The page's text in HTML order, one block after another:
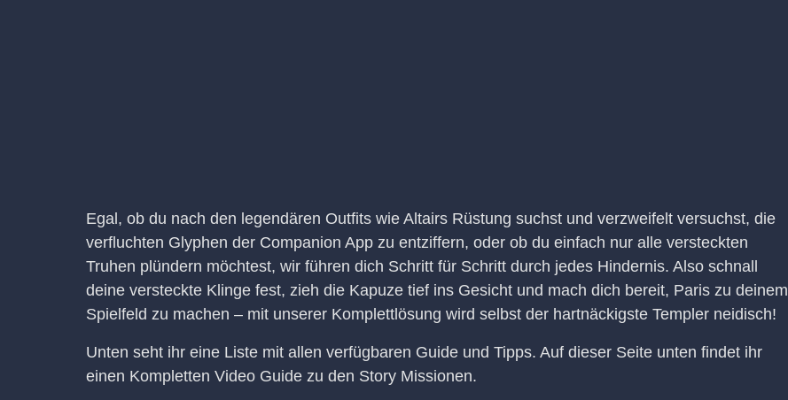
Egal, ob du nach den legendären Outfits wie Altairs Rüstung suchst und verzweifelt versuchst, die
verfluchten Glyphen der Companion App zu entziffern, oder ob du einfach nur alle versteckten
Truhen plündern möchtest, wir führen dich Schritt für Schritt durch jedes Hindernis. Also schnall
deine versteckte Klinge fest, zieh die Kapuze tief ins Gesicht und mach dich bereit, Paris zu deinem
Spielfeld zu machen – mit unserer Komplettlösung wird selbst der hartnäckigste Templer neidisch!
Unten seht ihr eine Liste mit allen verfügbaren Guide und Tipps. Auf dieser Seite unten findet ihr
einen Kompletten Video Guide zu den Story Missionen.